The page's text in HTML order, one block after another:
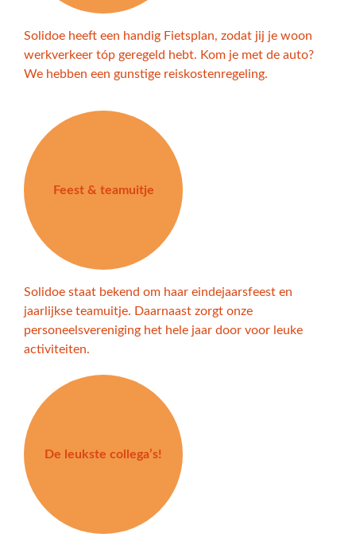
Solidoe heeft een handig Fietsplan, zodat jij je woon
werkverkeer tóp geregeld hebt. Kom je met de auto?
We hebben een gunstige reiskostenregeling.
Feest & teamuitje
Solidoe staat bekend om haar eindejaarsfeest en
jaarlijkse teamuitje. Daarnaast zorgt onze
personeelsvereniging het hele jaar door voor leuke
activiteiten.
De leukste collega’s!